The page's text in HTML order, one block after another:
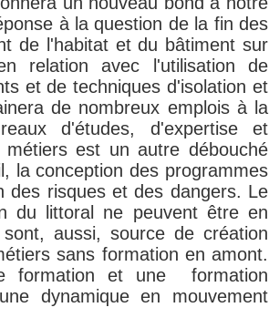
à la question de la fin des
de l'habitat et du bâtiment sur
relation avec l'utilisation de
et de techniques d'isolation et
de nombreux emplois à la
d'études, d'expertise et
est un autre débouché
la conception des programmes
des risques et des dangers. Le
du littoral ne peuvent être en
aussi, source de création
sans formation en amont.
formation et une formation
dynamique en mouvement